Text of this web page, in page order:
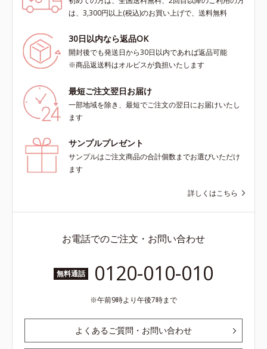
は、3,300円以上(税込)のお買い上げで、送料無料
30日以内なら返品OK
開封後でも発送日から30日以内であれば返品可能
※商品返送料はオルビスが負担いたします
最短ご注文翌日お届け
一部地域を除き、最短でご注文の翌日にお届けいたし
ます
サンプルプレゼント
サンプルはご注文商品の合計個数までお選びいただけ
ます
詳しくはこちら
お電話でのご注文・お問い合わせ
無料通話 0120-010-010
午前9時より午後7時まで
よくあるご質問・お問い合わせ